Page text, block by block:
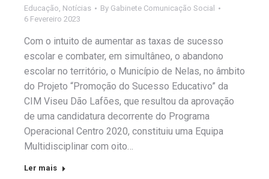
Educação Notícias By Gabinete Comunicação Social
6 Fevereiro 2023
Com o intuito de aumentar as taxas de sucesso
escolar e combater, em simultâneo, o abandono
escolar no território, o Município de Nelas, no âmbito
do Projeto “Promoção do Sucesso Educativo” da
CIM Viseu Dão Lafões, que resultou da aprovação
de uma candidatura decorrente do Programa
Operacional Centro 2020, constituiu uma Equipa
Multidisciplinar com oito…
Ler mais